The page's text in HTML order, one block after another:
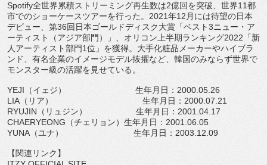
Spotify全世界累積ストリーミング再生数は2億回を突破、世界11都
市でのショーケースツアーを行った。 2021年12 月には待望の日本
デビュー、第36回日本ゴールドディスク大賞「ベスト3ニュー・ア
ーティスト（アジア部門）」、 オリコン上半期ランキング2022 「新
人アーティスト部門1位」 を獲得。大手化粧品メーカーやハイブラ
ンド、 有名企業のイメージモデル抜擢など、 韓国のみならず世界で
モンスター級の活躍を見せている。
YEJI （イェジ） 生年月日： 2000.05.26
LIA （リア） 生年月日： 2000.07.21
RYUJIN （リュジン） 生年月日： 2001.04.17
CHAERYEONG （チェリョン）生年月日： 2001.06. 05
YUNA （ユナ） 生年月日： 2003.12.09
【関連リンク】